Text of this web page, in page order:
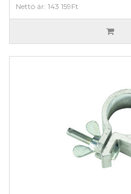
Nettó ár: 143 159Ft